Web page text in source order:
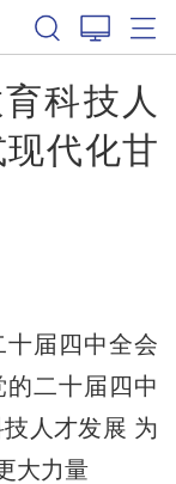
科技人
代化甘
届四中全会
二十届四中
人才发展 为
大力量